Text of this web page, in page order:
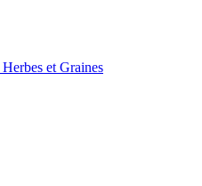
Herbes et Graines